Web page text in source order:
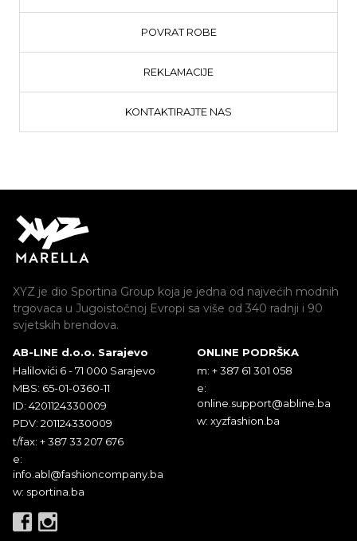
POVRAT ROBE
REKLAMACIJE
KONTAKTIRAJTE NAS
XYZ je dio Sportina Group koja je jedna od najvećih modnih
trgovaca u Jugoistočnoj Evropi sa više od 340 radnji i 90
svjetskih brendova.
AB-LINE d.o.o. Sarajevo
Halilovići 6 - 71 000 Sarajevo
MBS: 65-01-0360-11
ID: 4201124330009
PDV: 201124330009
t/fax: + 387 33 207 676
e:
info.abl@fashioncompany.ba
w: sportina.ba
ONLINE PODRŠKA
m: + 387 61 301 058
e:
online.support@abline.ba
w: xyzfashion.ba